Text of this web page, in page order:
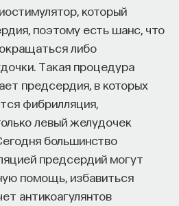
который
поэтому есть шанс, что
либо
Такая процедура
предсердия, в которых
фибрилляция,
левый желудочек
большинство
предсердий могут
помощь, избавиться
антикоагулянтов